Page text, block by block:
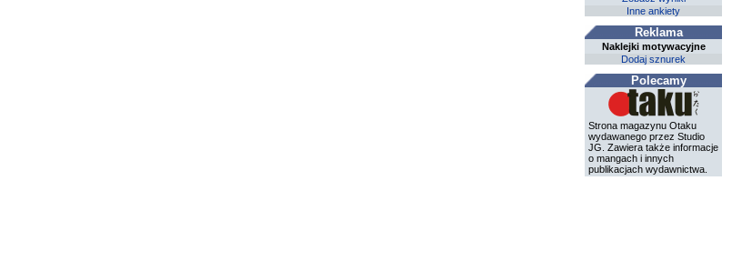
Inne ankiety
Reklama
Naklejki motywacyjne
Dodaj sznurek
Polecamy
Strona magazynu Otaku
wydawanego przez Studio
JG. Zawiera także informacje
o mangach i innych
publikacjach wydawnictwa.